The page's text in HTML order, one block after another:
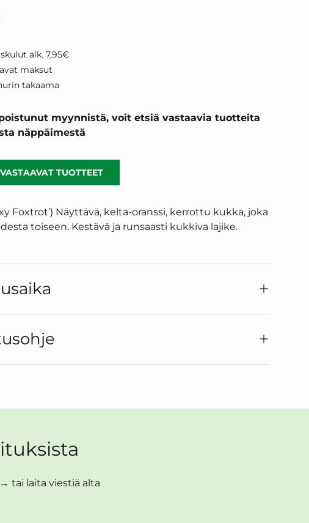
alk. 7,95€
maksut
takaama
myynnistä, voit etsiä vastaavia tuotteita
näppäimestä
TUOTTEET
Foxtrot’) Näyttävä, kelta-oranssi, kerrottu kukka, joka
toiseen. Kestävä ja runsaasti kukkiva lajike.
tai laita viestiä alta